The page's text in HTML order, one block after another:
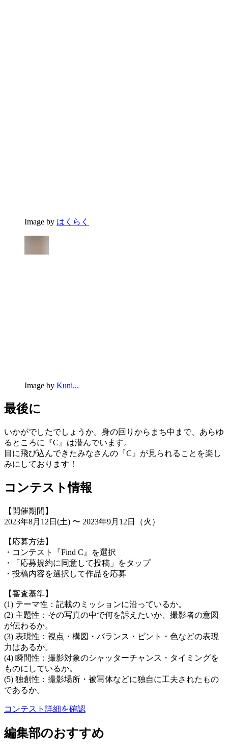
Image by はくらく
Image by Kuni...
最後に
いかがでしたでしょうか。身の回りからまち中まで、あらゆ
るところに『C』は潜んでいます。
目に飛び込んできたみなさんの『C』が見られることを楽し
みにしております！
コンテスト情報
【開催期間】
2023年8月12日(土) 〜 2023年9月12日（火）
【応募方法】
・コンテスト『Find C』を選択
・「応募規約に同意して投稿」をタップ
・投稿内容を選択して作品を応募
【審査基準】
(1) テーマ性：記載のミッションに沿っているか。
(2) 主題性：その写真の中で何を訴えたいか、撮影者の意図
が伝わるか。
(3) 表現性：視点・構図・バランス・ピント・色などの表現
力はあるか。
(4) 瞬間性：撮影対象のシャッターチャンス・タイミングを
ものにしているか。
(5) 独創性：撮影場所・被写体などに独自に工夫されたもの
であるか。
コンテスト詳細を確認
編集部のおすすめ